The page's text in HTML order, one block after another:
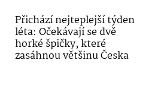
Přichází nejteplejší týden
léta: Očekávají se dvě
horké špičky, které
zasáhnou většinu Česka